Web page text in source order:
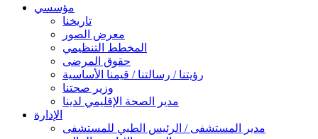
مؤسسي
تاريخنا
معرض الصور
المخطط التنظيمي
حقوق المرضى
رؤيتنا / رسالتنا / قيمنا الأساسية
وزير صحتنا
مدير الصحة الإقليمي لدينا
الإدارة
مدير المستشفى / الرئيس الطبي للمستشفى